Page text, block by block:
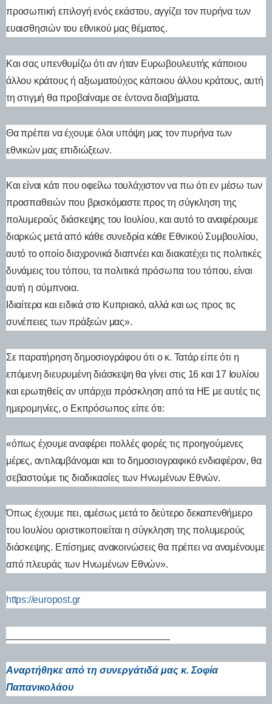
προσωπική επιλογή ενός εκάστου, αγγίζει τον πυρήνα των
ευαισθησιών του εθνικού μας θέματος.
Και σας υπενθυμίζω ότι αν ήταν Ευρωβουλευτής κάποιου
άλλου κράτους ή αξιωματούχος κάποιου άλλου κράτους, αυτή
τη στιγμή θα προβαίναμε σε έντονα διαβήματα.
Θα πρέπει να έχουμε όλοι υπόψη μας τον πυρήνα των
εθνικών μας επιδιώξεων.
Και είναι κάτι που οφείλω τουλάχιστον να πω ότι εν μέσω των
προσπαθειών που βρισκόμαστε προς τη σύγκληση της
πολυμερούς διάσκεψης του Ιουλίου, και αυτό το αναφέρουμε
διαρκώς μετά από κάθε συνεδρία κάθε Εθνικού Συμβουλίου,
αυτό το οποίο διαχρονικά διαπνέει και διακατέχει τις πολιτικές
δυνάμεις του τόπου, τα πολιτικά πρόσωπα του τόπου, είναι
αυτή η σύμπνοια.
Ιδιαίτερα και ειδικά στο Κυπριακό, αλλά και ως προς τις
συνέπειες των πράξεών μας».
Σε παρατήρηση δημοσιογράφου ότι ο κ. Τατάρ είπε ότι η
επόμενη διευρυμένη διάσκεψη θα γίνει στις 16 και 17 Ιουλίου
και ερωτηθείς αν υπάρχει πρόσκληση από τα ΗΕ με αυτές τις
ημερομηνίες, ο Εκπρόσωπος είπε ότι:
«όπως έχουμε αναφέρει πολλές φορές τις προηγούμενες
μέρες, αντιλαμβάνομαι και το δημοσιογραφικό ενδιαφέρον, θα
σεβαστούμε τις διαδικασίες των Ηνωμένων Εθνών.
Όπως έχουμε πει, αμέσως μετά το δεύτερο δεκαπενθήμερο
του Ιουλίου οριστικοποιείται η σύγκληση της πολυμερούς
διάσκεψης. Επίσημες ανακοινώσεις θα πρέπει να αναμένουμε
από πλευράς των Ηνωμένων Εθνών».
https://europost.gr
Αναρτήθηκε από τη συνεργάτιδά μας κ. Σοφία
Παπανικολάου